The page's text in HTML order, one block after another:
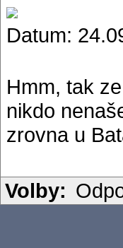
Datum:
Hmm, tak ze
nikdo
zrovna u
Volby: